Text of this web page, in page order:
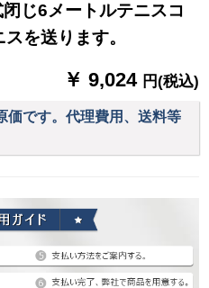
じ6メートルテニスコ
を送ります。
￥ 9,024 円(税込)
価です。代理費用、送料等